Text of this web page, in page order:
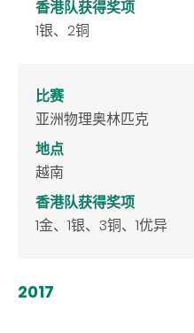
香港队获得奖项
1银、2铜
比赛
亚洲物理奥林匹克
地点
越南
香港队获得奖项
1金、1银、3铜、1优异
2017